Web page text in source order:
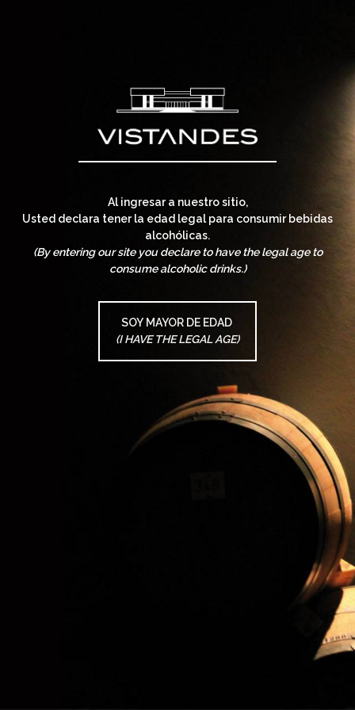
Al ingresar a nuestro sitio,
Usted declara tener la edad legal para consumir bebidas
alcohólicas.
(By entering our site you declare to have the legal age to
consume alcoholic drinks.)
SOY MAYOR DE EDAD
(I HAVE THE LEGAL AGE)